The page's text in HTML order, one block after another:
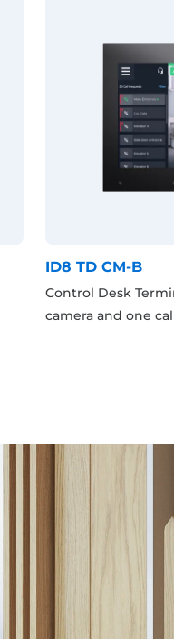
ID8 TD CM-B
Control Desk
camera and one